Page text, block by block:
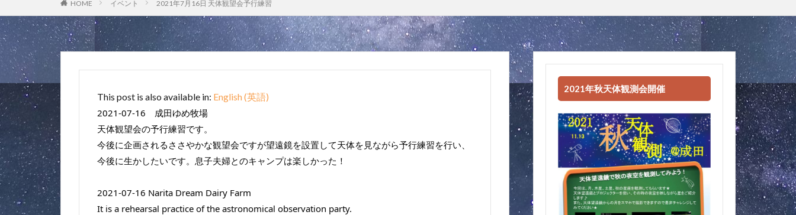
HOME イベント 2021年7月16日 天体観望会予行練習
This post is also available in: English(英語)
2021-07-16　成田ゆめ牧場
天体観望会の予行練習です。
今後に企画されるささやかな観望会ですが望遠鏡を設置して天体を見ながら予行練習を行い、
今後に生かしたいです。息子夫婦とのキャンプは楽しかった！
2021-07-16 Narita Dream Dairy Farm
It is a rehearsal practice of the astronomical observation party.
2021年秋天体観測会開催